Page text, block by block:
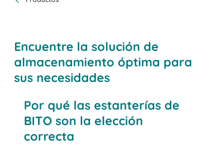
Encuentre la solución de
almacenamiento óptima para
sus necesidades
Por qué las estanterías de
BITO son la elección
correcta